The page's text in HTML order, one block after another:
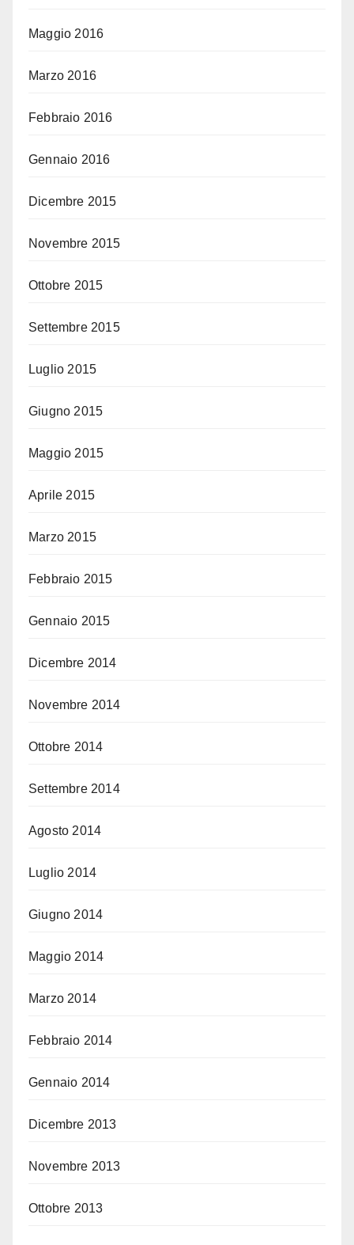
Maggio 2016
Marzo 2016
Febbraio 2016
Gennaio 2016
Dicembre 2015
Novembre 2015
Ottobre 2015
Settembre 2015
Luglio 2015
Giugno 2015
Maggio 2015
Aprile 2015
Marzo 2015
Febbraio 2015
Gennaio 2015
Dicembre 2014
Novembre 2014
Ottobre 2014
Settembre 2014
Agosto 2014
Luglio 2014
Giugno 2014
Maggio 2014
Marzo 2014
Febbraio 2014
Gennaio 2014
Dicembre 2013
Novembre 2013
Ottobre 2013